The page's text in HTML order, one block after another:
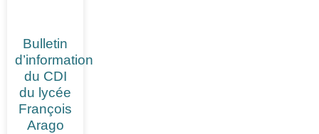
Bulletin
d’information
du CDI
du lycée
François
Arago